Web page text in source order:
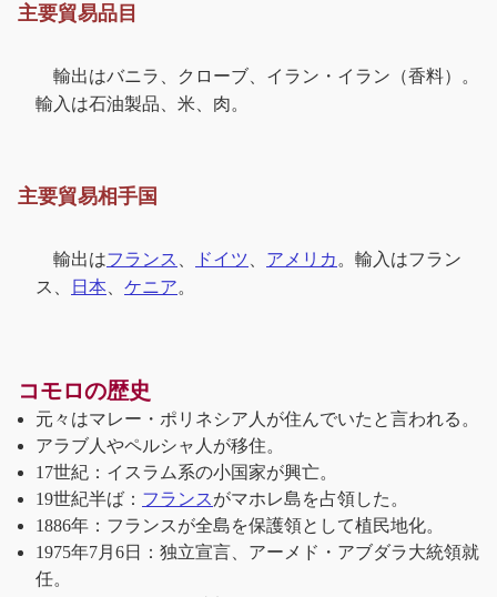
主要貿易品目
輸出はバニラ、クローブ、イラン・イラン（香料）。
輸入は石油製品、米、肉。
主要貿易相手国
輸出はフランス ドイツ アメリカ 。輸入はフラン
ス、
日本 ケニア。
コモロの歴史
元々はマレー・ポリネシア人が住んでいたと言われる。
アラブ人やペルシャ人が移住。
17世紀：イスラム系の小国家が興亡。
19世紀半ば： フランスがマホレ島を占領した。
1886年：フランスが全島を保護領として植民地化。
1975年7月6日：独立宣言、アーメド・アブダラ大統領就
任。